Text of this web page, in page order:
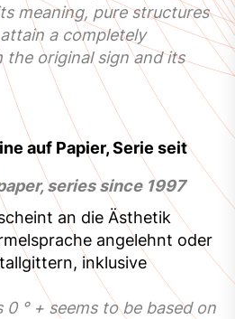
meaning, pure structures
a completely
the original sign and its
auf Papier, Serie seit
series since 1997
an die Ästhetik
angelehnt oder
inklusive
0 ° + seems to be based on